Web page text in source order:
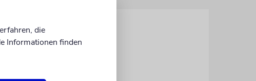
auf die Bühne
die
Informationen finden